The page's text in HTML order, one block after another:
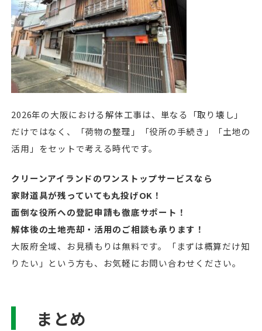
2026年の大阪における解体工事は、単なる「取り壊し」
だけではなく、「荷物の整理」「役所の手続き」「土地の
活用」をセットで考える時代です。
クリーンアイランドのワンストップサービスなら
家財道具が残っていても丸投げOK！
面倒な役所への登記申請も徹底サポート！
解体後の土地売却・活用のご相談も承ります！
大阪府全域、お見積もりは無料です。「まずは概算だけ知
りたい」という方も、お気軽にお問い合わせください。
まとめ